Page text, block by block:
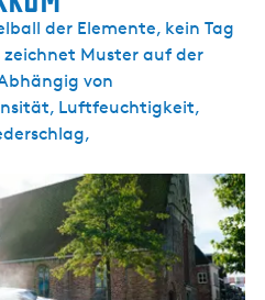
der Elemente, kein Tag
zeichnet Muster auf der
von
Luftfeuchtigkeit,